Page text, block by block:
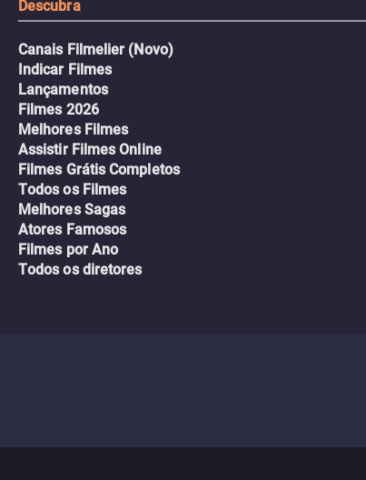
Descubra
Canais Filmelier (Novo)
Indicar Filmes
Lançamentos
Filmes 2026
Melhores Filmes
Assistir Filmes Online
Filmes Grátis Completos
Todos os Filmes
Melhores Sagas
Atores Famosos
Filmes por Ano
Todos os diretores